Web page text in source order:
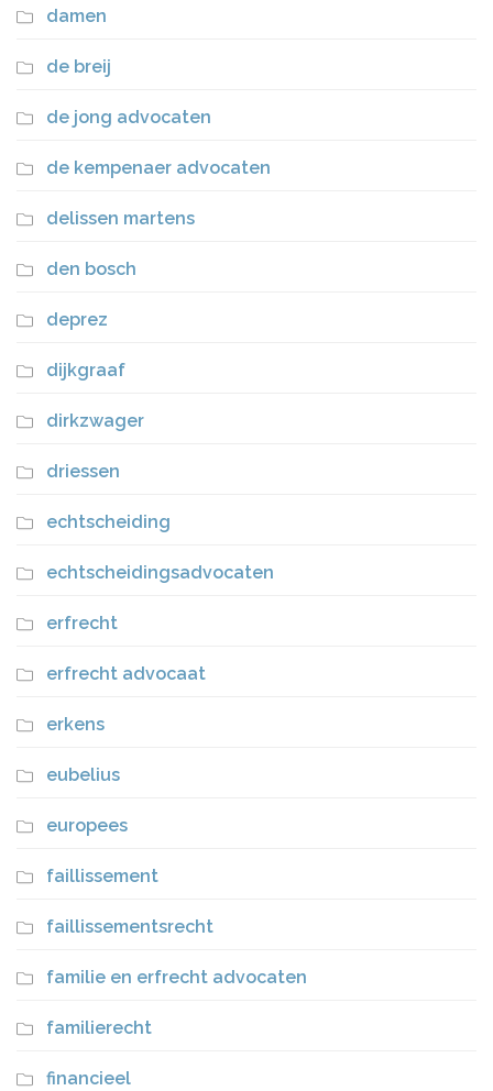
damen
de breij
de jong advocaten
de kempenaer advocaten
delissen martens
den bosch
deprez
dijkgraaf
dirkzwager
driessen
echtscheiding
echtscheidingsadvocaten
erfrecht
erfrecht advocaat
erkens
eubelius
europees
faillissement
faillissementsrecht
familie en erfrecht advocaten
familierecht
financieel